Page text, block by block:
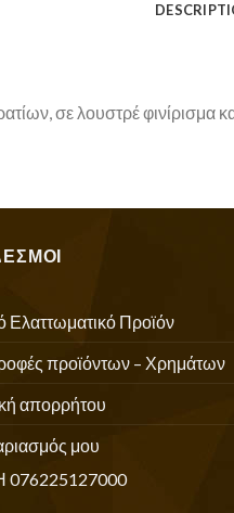
σε λουστρέ φινίρισμα
Ελαττωματικό Προϊόν
προϊόντων – Χρημάτων
απορρήτου
μου
076225127000